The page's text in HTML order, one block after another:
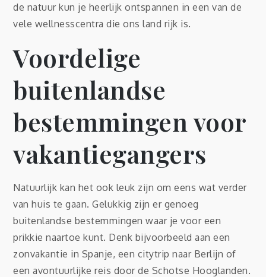
de natuur kun je heerlijk ontspannen in een van de
vele wellnesscentra die ons land rijk is.
Voordelige
buitenlandse
bestemmingen voor
vakantiegangers
Natuurlijk kan het ook leuk zijn om eens wat verder
van huis te gaan. Gelukkig zijn er genoeg
buitenlandse bestemmingen waar je voor een
prikkie naartoe kunt. Denk bijvoorbeeld aan een
zonvakantie in Spanje, een citytrip naar Berlijn of
een avontuurlijke reis door de Schotse Hooglanden.